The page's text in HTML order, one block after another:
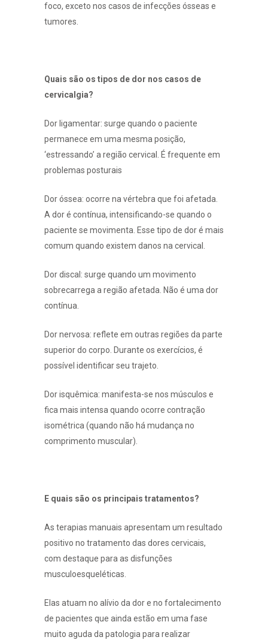
foco, exceto nos casos de infecções ósseas e
tumores.
Quais são os tipos de dor nos casos de
cervicalgia?
Dor ligamentar: surge quando o paciente
permanece em uma mesma posição,
‘estressando’ a região cervical. É frequente em
problemas posturais
Dor óssea: ocorre na vértebra que foi afetada.
A dor é contínua, intensificando-se quando o
paciente se movimenta. Esse tipo de dor é mais
comum quando existem danos na cervical.
Dor discal: surge quando um movimento
sobrecarrega a região afetada. Não é uma dor
contínua.
Dor nervosa: reflete em outras regiões da parte
superior do corpo. Durante os exercícios, é
possível identificar seu trajeto.
Dor isquêmica: manifesta-se nos músculos e
fica mais intensa quando ocorre contração
isométrica (quando não há mudança no
comprimento muscular).
E quais são os principais tratamentos?
As terapias manuais apresentam um resultado
positivo no tratamento das dores cervicais,
com destaque para as disfunções
musculoesqueléticas.
Elas atuam no alívio da dor e no fortalecimento
de pacientes que ainda estão em uma fase
muito aguda da patologia para realizar